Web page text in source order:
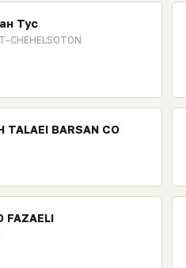
Тус
CHEHELSOTON
BARSAN CO
FAZAELI